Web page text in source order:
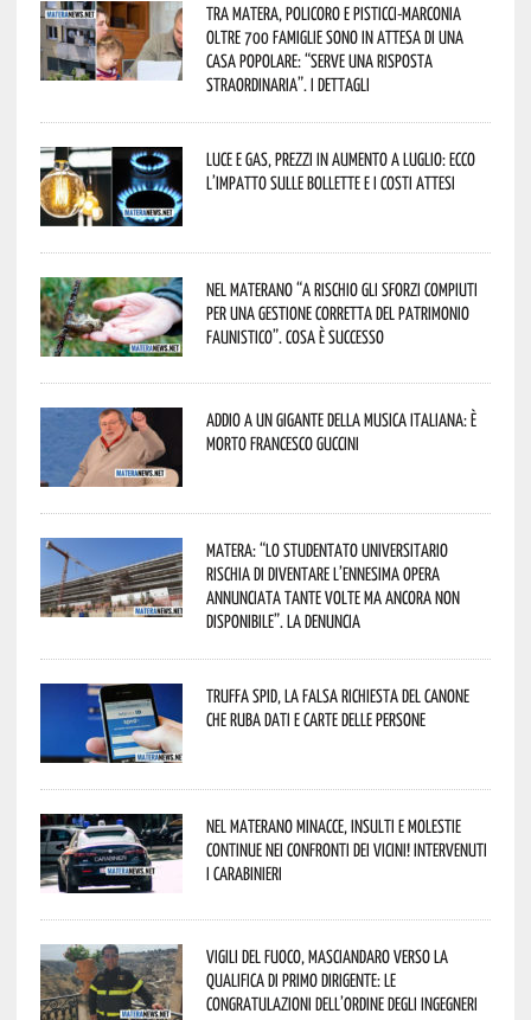
Tra Matera, Policoro e Pisticci-Marconia
oltre 700 famiglie sono in attesa di una
casa popolare: “serve una risposta
straordinaria”. I dettagli
Luce e gas, prezzi in aumento a luglio: ecco
l’impatto sulle bollette e i costi attesi
Nel materano “a rischio gli sforzi compiuti
per una gestione corretta del patrimonio
faunistico”. Cosa è successo
Addio a un gigante della musica italiana: è
morto Francesco Guccini
Matera: “Lo studentato universitario
rischia di diventare l’ennesima opera
annunciata tante volte ma ancora non
disponibile”. La denuncia
Truffa Spid, la falsa richiesta del canone
che ruba dati e carte delle persone
Nel materano minacce, insulti e molestie
continue nei confronti dei vicini! Intervenuti
i Carabinieri
Vigili del Fuoco, Masciandaro verso la
qualifica di Primo Dirigente: le
congratulazioni dell’Ordine degli Ingegneri